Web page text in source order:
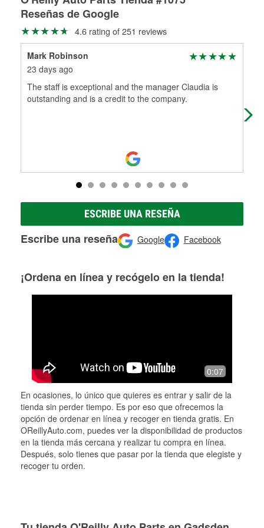
Más información sobre el Programa de Préstamo de
Herramientas de O'Reilly
medirán tus tambores o discos para determinar si pueden
ser rectificados con seguridad. Si tus tambores o discos no
pueden ser reutilizados, podemos ayudarte a encontrar las
partes de reemplazo correctas para tu reparación.
Rectificación de tambores y discos de freno
Reseñas de Google
4.6 rating of 251 reviews
Mark Robinson
23 days ago
The staff is exceptional and the manager Claudia is
outstanding and is a credit to the company.
ESCRIBE UNA RESEÑA
Escribe una reseña Google Facebook
¡Ordena en línea y recógelo en la tienda!
0:07
En ocasiones, lo único que quieres es entrar y salir de la
tienda sin perder tiempo. Es por eso que ofrecemos la
opción de ordenar en línea y recoger en tienda gratis. En
OReillyAuto.com, puedes ver la disponibilidad de productos
en la tienda más cercana y realizar tu compra en línea.
Después, solo tienes que pasar por la tienda que elegiste y
recoger tu orden.